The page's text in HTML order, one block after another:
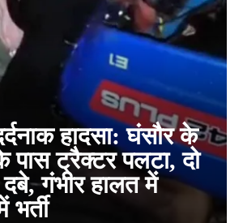
हादसा: घंसौर के
पास ट्रैक्टर पलटा, दो
गंभीर हालत में